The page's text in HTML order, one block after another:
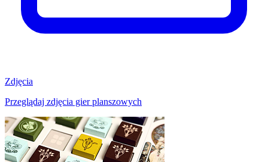
Zdjęcia
Przeglądaj zdjęcia gier planszowych